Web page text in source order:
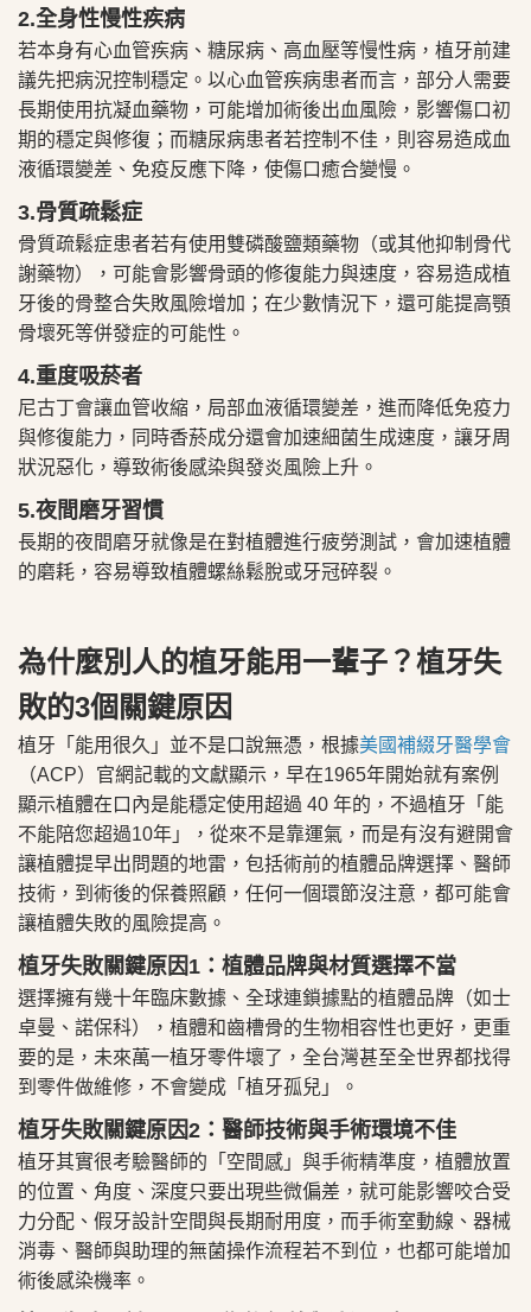
2.全身性慢性疾病
若本身有心血管疾病、糖尿病、高血壓等慢性病，植牙前建
議先把病況控制穩定。以心血管疾病患者而言，部分人需要
長期使用抗凝血藥物，可能增加術後出血風險，影響傷口初
期的穩定與修復；而糖尿病患者若控制不佳，則容易造成血
液循環變差、免疫反應下降，使傷口癒合變慢。
3.骨質疏鬆症
骨質疏鬆症患者若有使用雙磷酸鹽類藥物（或其他抑制骨代
謝藥物），可能會影響骨頭的修復能力與速度，容易造成植
牙後的骨整合失敗風險增加；在少數情況下，還可能提高顎
骨壞死等併發症的可能性。
4.重度吸菸者
尼古丁會讓血管收縮，局部血液循環變差，進而降低免疫力
與修復能力，同時香菸成分還會加速細菌生成速度，讓牙周
狀況惡化，導致術後感染與發炎風險上升。
5.夜間磨牙習慣
長期的夜間磨牙就像是在對植體進行疲勞測試，會加速植體
的磨耗，容易導致植體螺絲鬆脫或牙冠碎裂。
為什麼別人的植牙能用一輩子？植牙失
敗的3個關鍵原因
植牙「能用很久」並不是口說無憑，根據美國補綴牙醫學會
（ACP）官網記載的文獻顯示，早在1965年開始就有案例
顯示植體在口內是能穩定使用超過 40 年的，不過植牙「能
不能陪您超過10年」，從來不是靠運氣，而是有沒有避開會
讓植體提早出問題的地雷，包括術前的植體品牌選擇、醫師
技術，到術後的保養照顧，任何一個環節沒注意，都可能會
讓植體失敗的風險提高。
植牙失敗關鍵原因1：植體品牌與材質選擇不當
選擇擁有幾十年臨床數據、全球連鎖據點的植體品牌（如士
卓曼、諾保科），植體和齒槽骨的生物相容性也更好，更重
要的是，未來萬一植牙零件壞了，全台灣甚至全世界都找得
到零件做維修，不會變成「植牙孤兒」。
植牙失敗關鍵原因2：醫師技術與手術環境不佳
植牙其實很考驗醫師的「空間感」與手術精準度，植體放置
的位置、角度、深度只要出現些微偏差，就可能影響咬合受
力分配、假牙設計空間與長期耐用度，而手術室動線、器械
消毒、醫師與助理的無菌操作流程若不到位，也都可能增加
術後感染機率。